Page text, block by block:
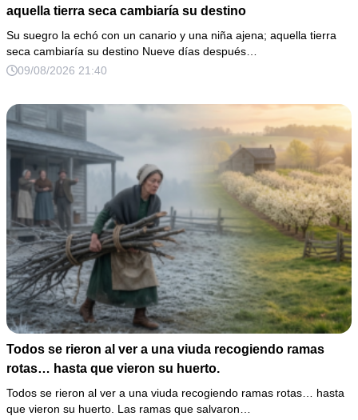
aquella tierra seca cambiaría su destino
Su suegro la echó con un canario y una niña ajena; aquella tierra
seca cambiaría su destino Nueve días después…
09/08/2026 21:40
Todos se rieron al ver a una viuda recogiendo ramas
rotas… hasta que vieron su huerto.
Todos se rieron al ver a una viuda recogiendo ramas rotas… hasta
que vieron su huerto. Las ramas que salvaron…